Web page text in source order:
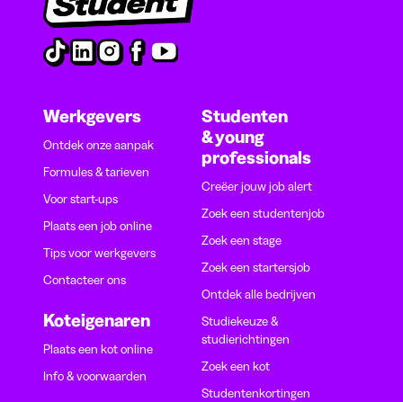
Werkgevers
Ontdek onze aanpak
Formules & tarieven
Voor start-ups
Plaats een job online
Tips voor werkgevers
Contacteer ons
Koteigenaren
Plaats een kot online
Info & voorwaarden
Studenten
& young
professionals
Creëer jouw job alert
Zoek een studentenjob
Zoek een stage
Zoek een startersjob
Ontdek alle bedrijven
Studiekeuze &
studierichtingen
Zoek een kot
Studentenkortingen